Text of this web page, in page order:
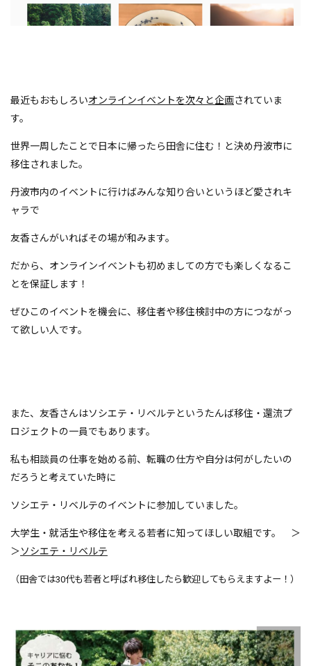
最近もおもしろいオンラインイベントを次々と企画されていま
す。
世界一周したことで日本に帰ったら田舎に住む！と決め丹波市に
移住されました。
丹波市内のイベントに行けばみんな知り合いというほど愛されキ
ャラで
友香さんがいればその場が和みます。
だから、オンラインイベントも初めましての方でも楽しくなるこ
とを保証します！
ぜひこのイベントを機会に、移住者や移住検討中の方につながっ
て欲しい人です。
また、友香さんはソシエテ・リベルテというたんば移住・還流プ
ロジェクトの一員でもあります。
私も相談員の仕事を始める前、転職の仕方や自分は何がしたいの
だろうと考えていた時に
ソシエテ・リベルテのイベントに参加していました。
大学生・就活生や移住を考える若者に知ってほしい取組です。 ＞
＞ソシエテ・リベルテ
（田舎では30代も若者と呼ばれ移住したら歓迎してもらえますよー！）